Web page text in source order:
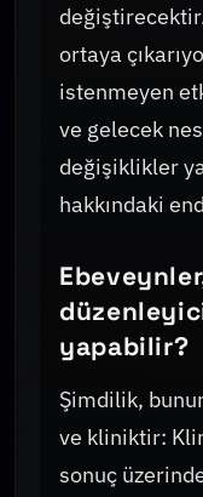
ortaya
istenmeyen
ve gelecek
değişiklikler
hakkındaki
yapabilir?
Şimdilik,
ve kliniktir:
sonuç